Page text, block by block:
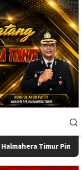
Pimpin Sertijab